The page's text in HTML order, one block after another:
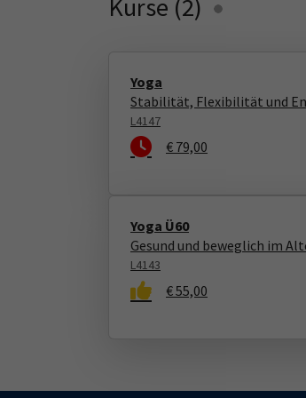
Kurse (2) Loading...
Yoga
Stabilität, Flexibilität und
L4147
€ 79,00
Yoga Ü60
Gesund und beweglich im
L4143
€ 55,00